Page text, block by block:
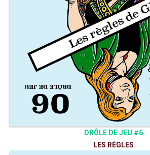
Elo : @Merilmeliamne
Ketrus : @ketrus
Nico : @lechimerarium
Pauline : @lililutece
Enregistrement/Montage:Ketrus/Steeven
Images: Julien Mindel et Tiffanie Uldry
DRÔLE DE JEU #6
LES RÈGLES